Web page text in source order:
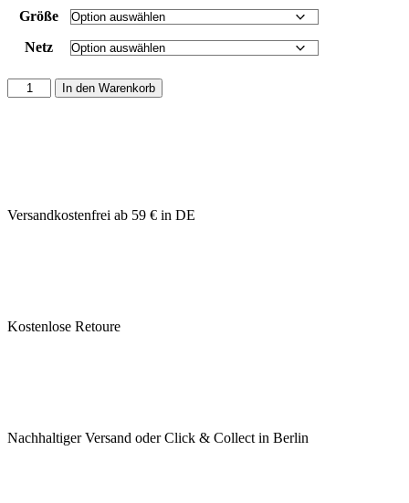
Größe
Netz
In den Warenkorb
Versandkostenfrei ab 59 € in DE
Kostenlose Retoure
Nachhaltiger Versand oder Click & Collect in Berlin